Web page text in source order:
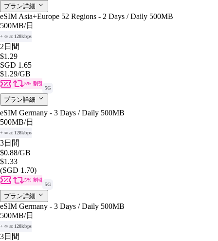
プラン詳細
eSIM Asia+Europe 52 Regions - 2 Days / Daily 500MB
500MB/日
+ ∞ at 128kbps
2日間
$1.29
SGD 1.65
$1.29/GB
5% 割引
5G
プラン詳細
eSIM Germany - 3 Days / Daily 500MB
500MB/日
+ ∞ at 128kbps
3日間
$0.88/GB
$1.33
(SGD 1.70)
5% 割引
5G
プラン詳細
eSIM Germany - 3 Days / Daily 500MB
500MB/日
+ ∞ at 128kbps
3日間